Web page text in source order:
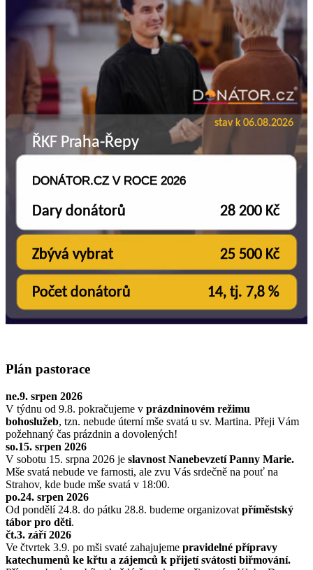
Plán pastorace
ne.9. srpen 2026
V týdnu od 9.8. pokračujeme v prázdninovém režimu
bohoslužeb, tzn. nebude úterní mše svatá u sv. Martina. Přeji Vám
požehnaný čas prázdnin a dovolených!
so.15. srpen 2026
V sobotu 15. srpna 2026 je slavnost Nanebevzetí Panny Marie.
Mše svatá nebude ve farnosti, ale zvu Vás srdečně na pouť na
Strahov, kde bude mše svatá v 18:00.
po.24. srpen 2026
Od pondělí 24.8. do pátku 28.8. budeme organizovat příměstský
tábor pro děti.
čt.3. září 2026
Ve čtvrtek 3.9. po mši svaté zahajujeme pravidelné přípravy
katechumenů ke křtu a zájemců k přijetí svátosti biřmování.